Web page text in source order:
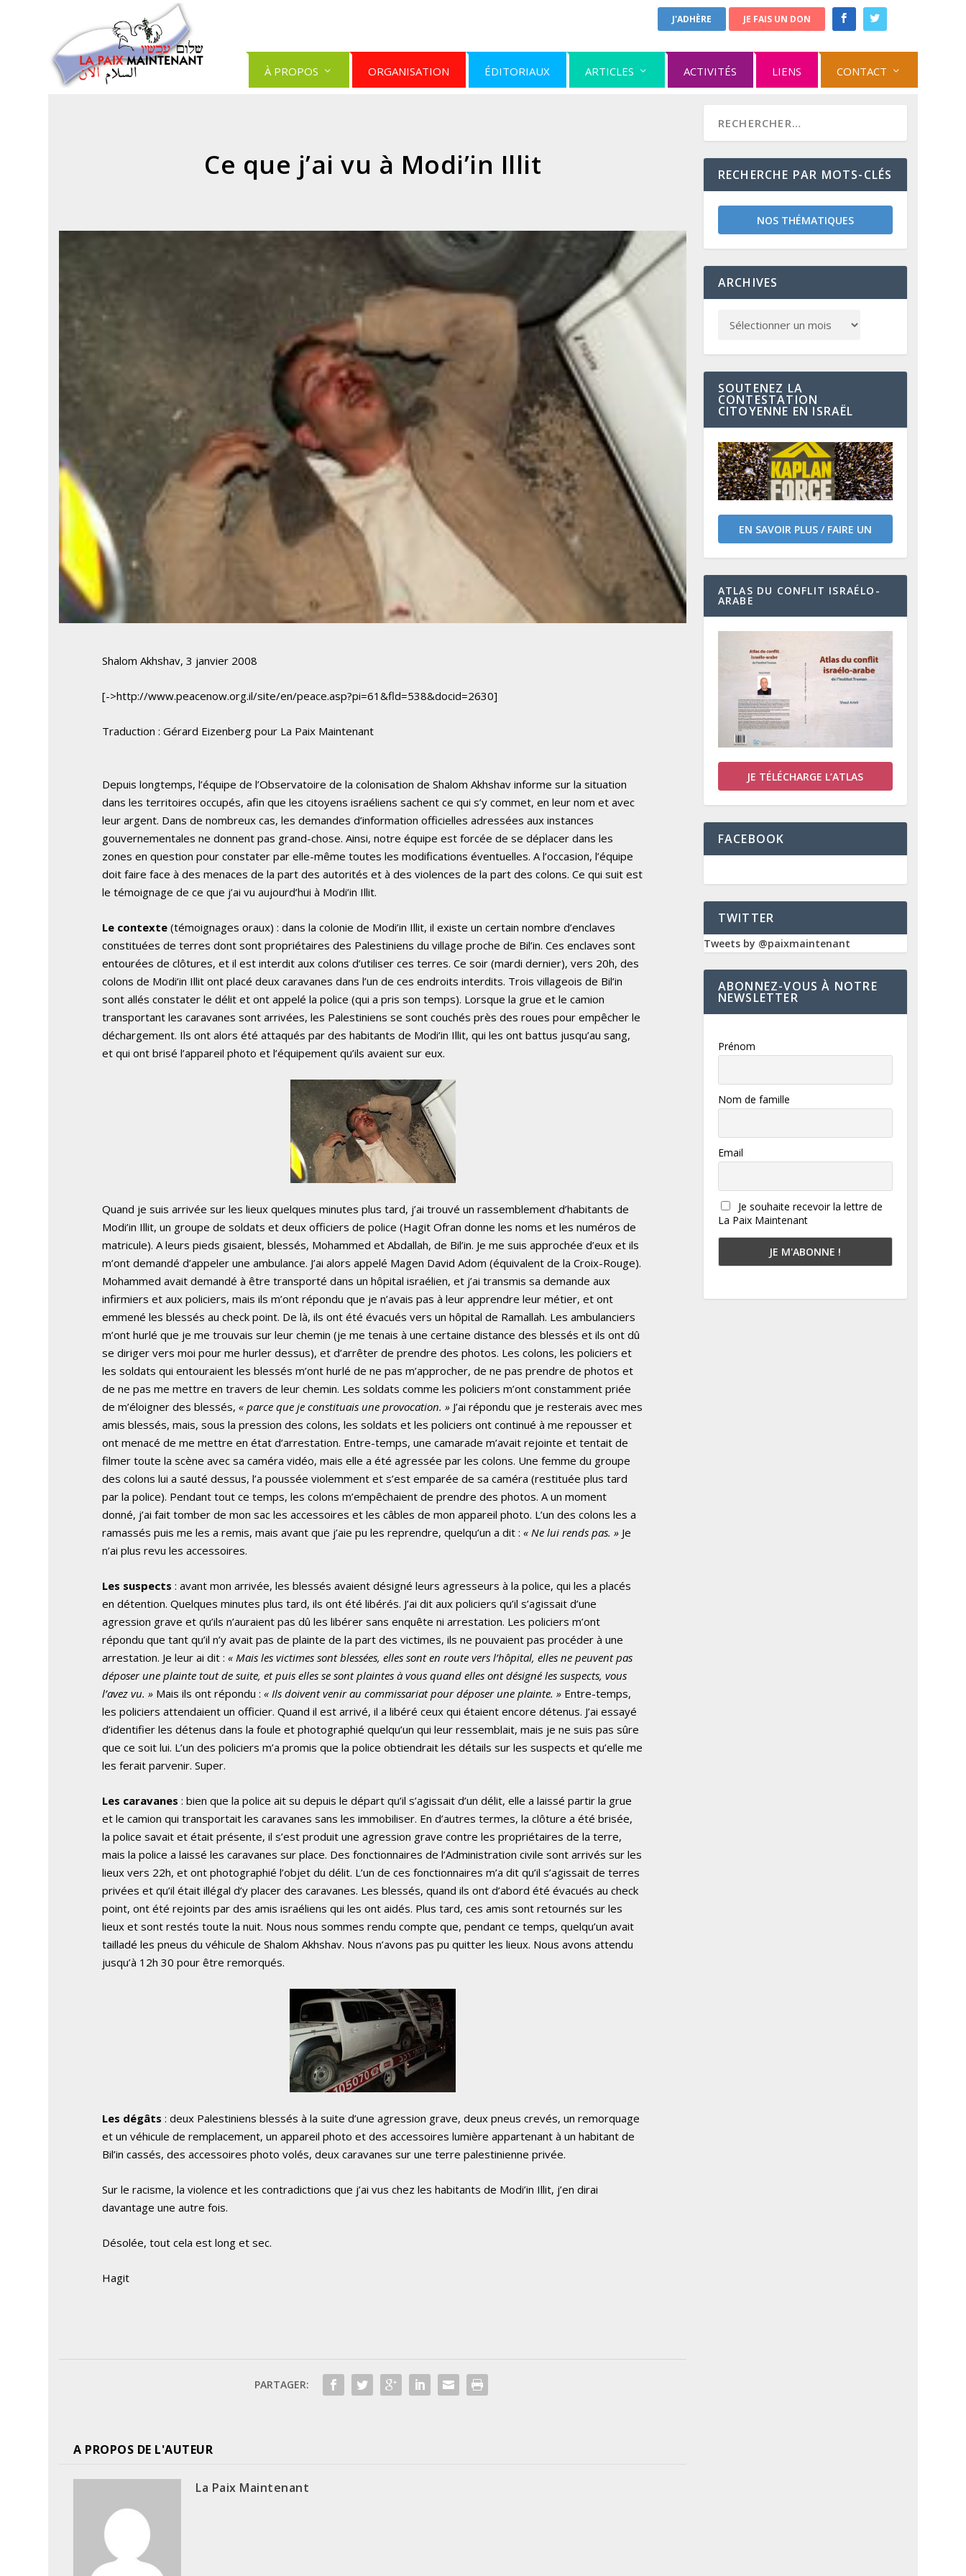
J'ADHÈRE JE FAIS UN DON
À PROPOS ORGANISATION ÉDITORIAUX ARTICLES ACTIVITÉS LIENS CONTACT
Ce que j’ai vu à Modi’in Illit
Shalom Akhshav, 3 janvier 2008
[->http://www.peacenow.org.il/site/en/peace.asp?pi=61&fld=538&docid=2630]
Traduction : Gérard Eizenberg pour La Paix Maintenant
Depuis longtemps, l’équipe de l’Observatoire de la colonisation de Shalom Akhshav informe sur la situation
dans les territoires occupés, afin que les citoyens israéliens sachent ce qui s’y commet, en leur nom et avec
leur argent. Dans de nombreux cas, les demandes d’information officielles adressées aux instances
gouvernementales ne donnent pas grand-chose. Ainsi, notre équipe est forcée de se déplacer dans les
zones en question pour constater par elle-même toutes les modifications éventuelles. A l’occasion, l’équipe
doit faire face à des menaces de la part des autorités et à des violences de la part des colons. Ce qui suit est
le témoignage de ce que j’ai vu aujourd’hui à Modi’in Illit.
Le contexte (témoignages oraux) : dans la colonie de Modi’in Illit, il existe un certain nombre d’enclaves
constituées de terres dont sont propriétaires des Palestiniens du village proche de Bil’in. Ces enclaves sont
entourées de clôtures, et il est interdit aux colons d’utiliser ces terres. Ce soir (mardi dernier), vers 20h, des
colons de Modi’in Illit ont placé deux caravanes dans l’un de ces endroits interdits. Trois villageois de Bil’in
sont allés constater le délit et ont appelé la police (qui a pris son temps). Lorsque la grue et le camion
transportant les caravanes sont arrivées, les Palestiniens se sont couchés près des roues pour empêcher le
déchargement. Ils ont alors été attaqués par des habitants de Modi’in Illit, qui les ont battus jusqu’au sang,
et qui ont brisé l’appareil photo et l’équipement qu’ils avaient sur eux.
Quand je suis arrivée sur les lieux quelques minutes plus tard, j’ai trouvé un rassemblement d’habitants de
Modi’in Illit, un groupe de soldats et deux officiers de police (Hagit Ofran donne les noms et les numéros de
matricule). A leurs pieds gisaient, blessés, Mohammed et Abdallah, de Bil’in. Je me suis approchée d’eux et ils
m’ont demandé d’appeler une ambulance. J’ai alors appelé Magen David Adom (équivalent de la Croix-Rouge).
Mohammed avait demandé à être transporté dans un hôpital israélien, et j’ai transmis sa demande aux
infirmiers et aux policiers, mais ils m’ont répondu que je n’avais pas à leur apprendre leur métier, et ont
emmené les blessés au check point. De là, ils ont été évacués vers un hôpital de Ramallah. Les ambulanciers
m’ont hurlé que je me trouvais sur leur chemin (je me tenais à une certaine distance des blessés et ils ont dû
se diriger vers moi pour me hurler dessus), et d’arrêter de prendre des photos. Les colons, les policiers et
les soldats qui entouraient les blessés m’ont hurlé de ne pas m’approcher, de ne pas prendre de photos et
de ne pas me mettre en travers de leur chemin. Les soldats comme les policiers m’ont constamment priée
de m’éloigner des blessés,« parce que je constituais une provocation. » J’ai répondu que je resterais avec mes
amis blessés, mais, sous la pression des colons, les soldats et les policiers ont continué à me repousser et
ont menacé de me mettre en état d’arrestation. Entre-temps, une camarade m’avait rejointe et tentait de
filmer toute la scène avec sa caméra vidéo, mais elle a été agressée par les colons. Une femme du groupe
des colons lui a sauté dessus, l’a poussée violemment et s’est emparée de sa caméra (restituée plus tard
par la police). Pendant tout ce temps, les colons m’empêchaient de prendre des photos. A un moment
donné, j’ai fait tomber de mon sac les accessoires et les câbles de mon appareil photo. L’un des colons les a
ramassés puis me les a remis, mais avant que j’aie pu les reprendre, quelqu’un a dit :« Ne lui rends pas. » Je
n’ai plus revu les accessoires.
Les suspects : avant mon arrivée, les blessés avaient désigné leurs agresseurs à la police, qui les a placés
en détention. Quelques minutes plus tard, ils ont été libérés. J’ai dit aux policiers qu’il s’agissait d’une
agression grave et qu’ils n’auraient pas dû les libérer sans enquête ni arrestation. Les policiers m’ont
répondu que tant qu’il n’y avait pas de plainte de la part des victimes, ils ne pouvaient pas procéder à une
arrestation. Je leur ai dit :« Mais les victimes sont blessées, elles sont en route vers l’hôpital, elles ne peuvent pas
déposer une plainte tout de suite, et puis elles se sont plaintes à vous quand elles ont désigné les suspects, vous
l’avez vu. » Mais ils ont répondu :« Ils doivent venir au commissariat pour déposer une plainte. » Entre-temps,
les policiers attendaient un officier. Quand il est arrivé, il a libéré ceux qui étaient encore détenus. J’ai essayé
d’identifier les détenus dans la foule et photographié quelqu’un qui leur ressemblait, mais je ne suis pas sûre
que ce soit lui. L’un des policiers m’a promis que la police obtiendrait les détails sur les suspects et qu’elle me
les ferait parvenir. Super.
Les caravanes : bien que la police ait su depuis le départ qu’il s’agissait d’un délit, elle a laissé partir la grue
et le camion qui transportait les caravanes sans les immobiliser. En d’autres termes, la clôture a été brisée,
la police savait et était présente, il s’est produit une agression grave contre les propriétaires de la terre,
mais la police a laissé les caravanes sur place. Des fonctionnaires de l’Administration civile sont arrivés sur les
lieux vers 22h, et ont photographié l’objet du délit. L’un de ces fonctionnaires m’a dit qu’il s’agissait de terres
privées et qu’il était illégal d’y placer des caravanes. Les blessés, quand ils ont d’abord été évacués au check
point, ont été rejoints par des amis israéliens qui les ont aidés. Plus tard, ces amis sont retournés sur les
lieux et sont restés toute la nuit. Nous nous sommes rendu compte que, pendant ce temps, quelqu’un avait
tailladé les pneus du véhicule de Shalom Akhshav. Nous n’avons pas pu quitter les lieux. Nous avons attendu
jusqu’à 12h 30 pour être remorqués.
Les dégâts : deux Palestiniens blessés à la suite d’une agression grave, deux pneus crevés, un remorquage
et un véhicule de remplacement, un appareil photo et des accessoires lumière appartenant à un habitant de
Bil’in cassés, des accessoires photo volés, deux caravanes sur une terre palestinienne privée.
Sur le racisme, la violence et les contradictions que j’ai vus chez les habitants de Modi’in Illit, j’en dirai
davantage une autre fois.
Désolée, tout cela est long et sec.
Hagit
PARTAGER:
A PROPOS DE L'AUTEUR
La Paix Maintenant
RECHERCHE PAR MOTS-CLÉS
NOS THÉMATIQUES
ARCHIVES
SOUTENEZ LA
CONTESTATION
CITOYENNE EN ISRAËL
EN SAVOIR PLUS / FAIRE UN
DON
ATLAS DU CONFLIT ISRAÉLO-
ARABE
JE TÉLÉCHARGE L’ATLAS
FACEBOOK
TWITTER
Tweets by @paixmaintenant
ABONNEZ-VOUS À NOTRE
NEWSLETTER
Prénom
Nom de famille
Email
Je souhaite recevoir la lettre de
La Paix Maintenant